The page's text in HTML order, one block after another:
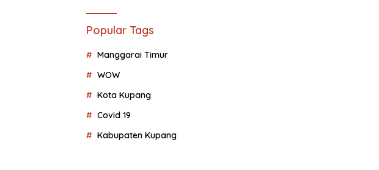
Popular Tags
Manggarai Timur
WOW
Kota Kupang
Covid 19
Kabupaten Kupang